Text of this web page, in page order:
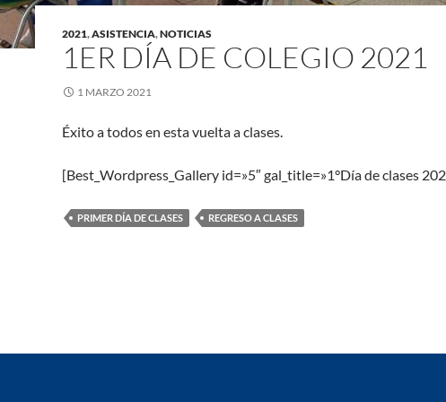
2021,ASISTENCIA,NOTICIAS
1ER DÍA DE COLEGIO 2021
1 MARZO 2021
Éxito a todos en esta vuelta a clases.
[Best_Wordpress_Gallery id=»5″ gal_title=»1°Día de clases
PRIMER DÍA DE CLASES REGRESO A CLASES